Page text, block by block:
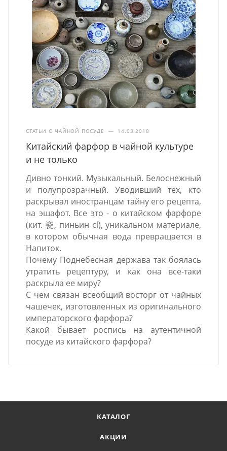
СТАТЬИ О ЧАЙНОЙ ПОСУДЕ — 14.03.2018
Китайский фарфор в чайной культуре
и не только
Дивно тонкий. Музыкальный. Белоснежный
и полупрозрачный. Уводивший тех, кто
раскрывал иностранцам тайну его рецепта,
на эшафот. Все это - о китайском фарфоре
(кит. 瓷, пиньин cí), уникальном материале,
в котором обычная вода превращается в
Напиток.
Почему Поднебесная держава так боялась
утратить рецептуру, и как она все-таки
раскрыла ее миру?
С чем связан всеобщий восторг от чайных
чашечек, изготовленных из оригинального
императорского фарфора?
Какой бывает роспись на аутентичной
посуде из китайского фарфора?
КАТАЛОГ
АКЦИИ